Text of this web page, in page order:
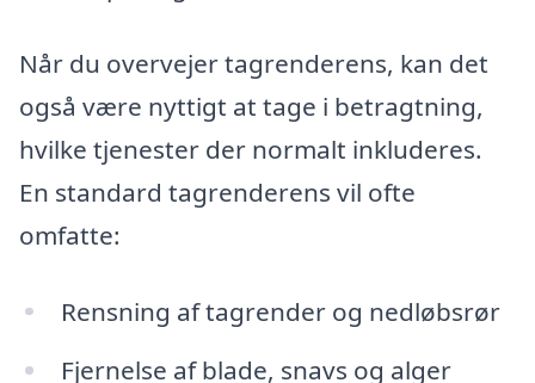
Når du overvejer tagrenderens, kan det
også være nyttigt at tage i betragtning,
hvilke tjenester der normalt inkluderes.
En standard tagrenderens vil ofte
omfatte:
Rensning af tagrender og nedløbsrør
Fjernelse af blade, snavs og alger